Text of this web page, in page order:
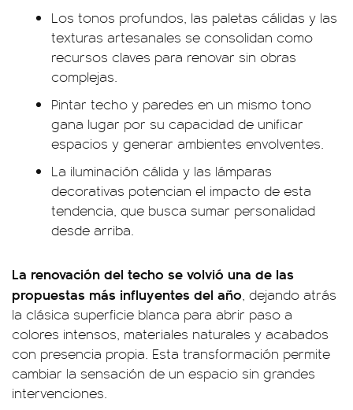
Los tonos profundos, las paletas cálidas y las
texturas artesanales se consolidan como
recursos claves para renovar sin obras
complejas.
Pintar techo y paredes en un mismo tono
gana lugar por su capacidad de unificar
espacios y generar ambientes envolventes.
La iluminación cálida y las lámparas
decorativas potencian el impacto de esta
tendencia, que busca sumar personalidad
desde arriba.
La renovación del techo se volvió una de las
propuestas más influyentes del año, dejando atrás
la clásica superficie blanca para abrir paso a
colores intensos, materiales naturales y acabados
con presencia propia. Esta transformación permite
cambiar la sensación de un espacio sin grandes
intervenciones.